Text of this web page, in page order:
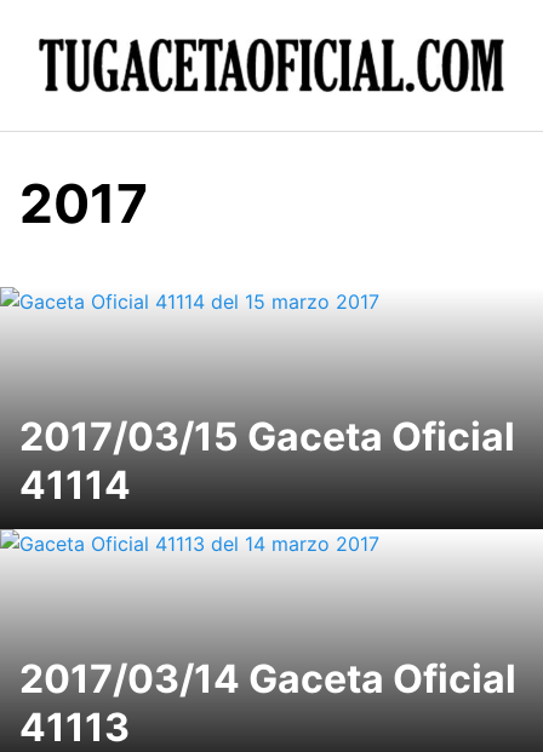
2017
2017/03/15 Gaceta Oficial
41114
2017/03/14 Gaceta Oficial
41113